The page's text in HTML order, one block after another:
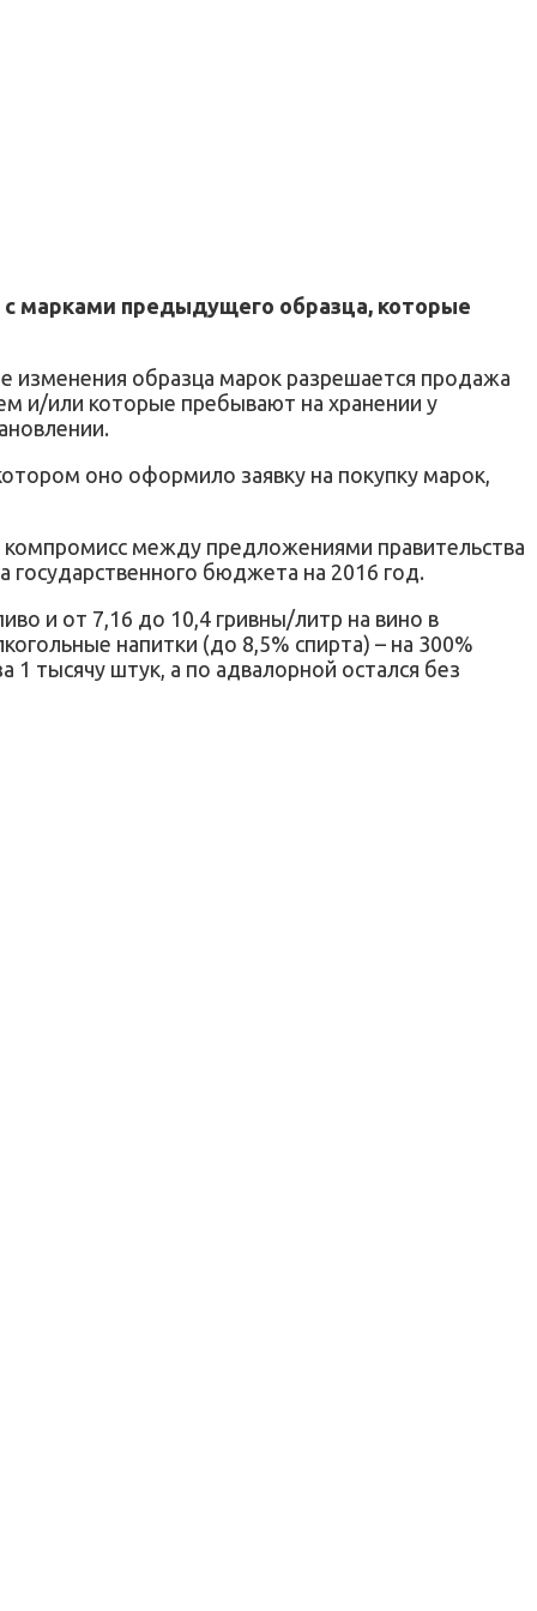
марками предыдущего образца, которые
изменения образца марок разрешается продажа
и/или которые пребывают на хранении у
оно оформило заявку на покупку марок,
между предложениями правительства
бюджета на 2016 год.
и от 7,16 до 10,4 гривны/литр на вино в
напитки (до 8,5% спирта) – на 300%
1 тысячу штук, а по адвалорной остался без